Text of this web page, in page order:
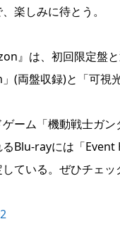
楽しみに待とう。
』は、初回限定盤
(両盤収録)と「可視
ーム「機動戦士ガ
Blu-rayには「
ている。ぜひチェッ